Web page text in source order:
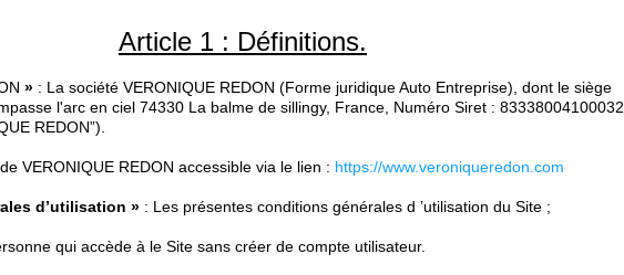
Article 1 : Définitions.
» : La société VERONIQUE REDON (Forme juridique Auto Entreprise), dont le siège
l'arc en ciel 74330 La balme de sillingy, France, Numéro Siret : 83338004100032.
REDON”).
VERONIQUE REDON accessible via le lien : https://www.veroniqueredon.com
d’utilisation » : Les présentes conditions générales d ’utilisation du Site ;
qui accède à le Site sans créer de compte utilisateur.